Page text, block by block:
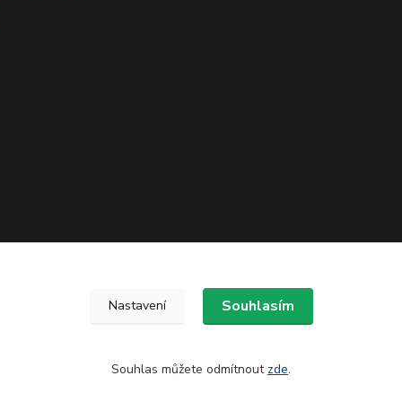
Nastavení Souhlasím
Souhlas můžete odmítnout zde.